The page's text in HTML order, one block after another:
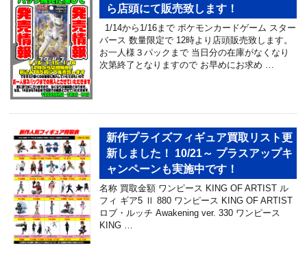
ら店頭にて販売致します！
1/14から1/16まで ポケモンカードゲーム スター
バース 数量限定で 12時より店頭販売致します。
お一人様３パックまで 当日分の在庫がなくなり
次第終了となりますので お早めにお求め …
新作プライズフィギュア買取リスト更
新しました！ 10/21～ プラスアップキ
ャンペーンも実施中です！
名称 買取金額 ワンピース KING OF ARTIST ル
フィ ギア5 Ⅱ 880 ワンピース KING OF ARTIST
ロブ・ルッチ Awakening ver. 330 ワンピース
KING …